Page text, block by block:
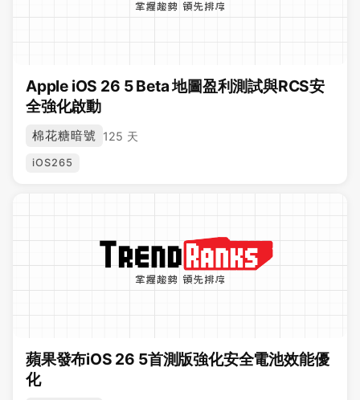
Apple iOS 26 5 Beta 地圖盈利測試與RCS安
全強化啟動
棉花糖暗號 125 天
iOS265
蘋果發布iOS 26 5首測版強化安全電池效能優
化